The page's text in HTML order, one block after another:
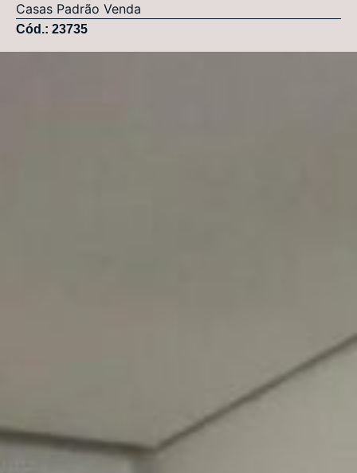
Casas Padrão Venda
Cód.: 23735